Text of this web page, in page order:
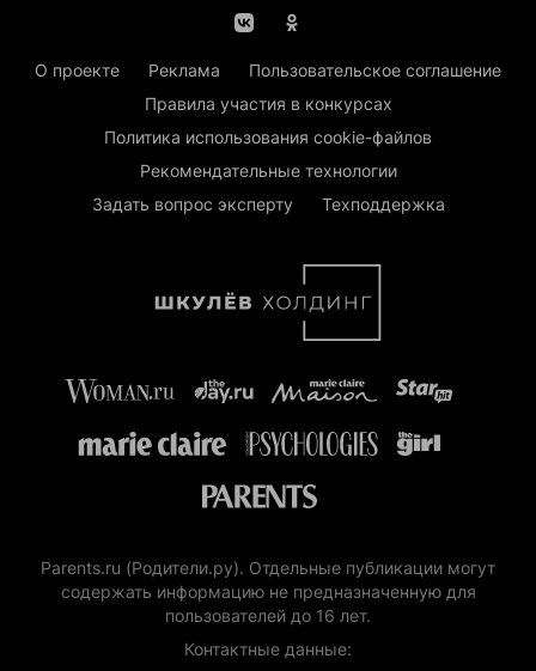
О проекте Реклама
Пользовательское соглашение
Правила участия в конкурсах
Политика использования cookie-файлов
Рекомендательные технологии
Задать вопрос эксперту
Техподдержка
Parents.ru (Родители.ру). Отдельные публикации могут
содержать информацию не предназначенную для
пользователей до 16 лет.
Контактные данные: